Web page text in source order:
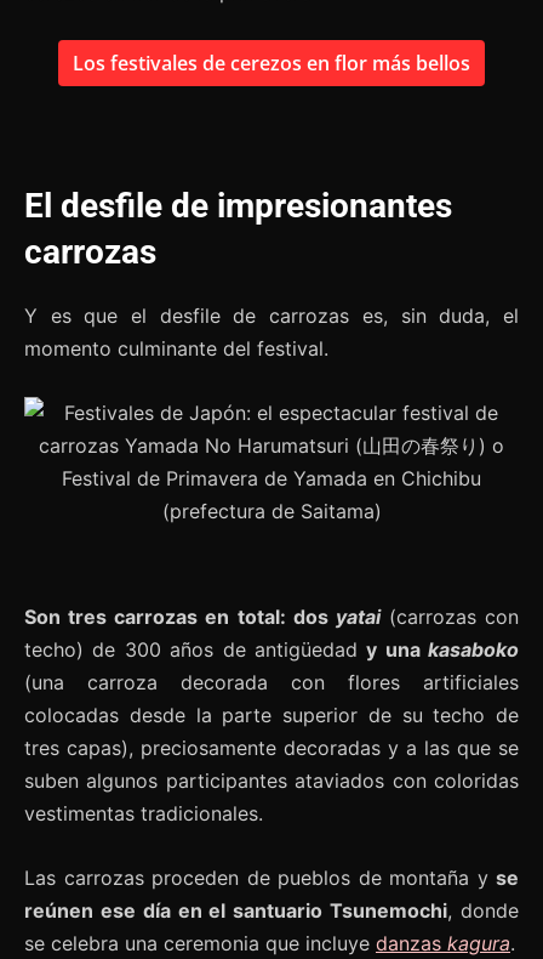
Los festivales de cerezos en flor más bellos
El desfile de impresionantes
carrozas
Y es que el desfile de carrozas es, sin duda, el
momento culminante del festival.
Son tres carrozas en total: dos yatai(carrozas con
techo) de 300 años de antigüedady una kasaboko
(una carroza decorada con flores artificiales
colocadas desde la parte superior de su techo de
tres capas), preciosamente decoradas y a las que se
suben algunos participantes ataviados con coloridas
vestimentas tradicionales.
Las carrozas proceden de pueblos de montaña y se
reúnen ese día en el santuario Tsunemochi, donde
se celebra una ceremonia que incluye danzas kagura.